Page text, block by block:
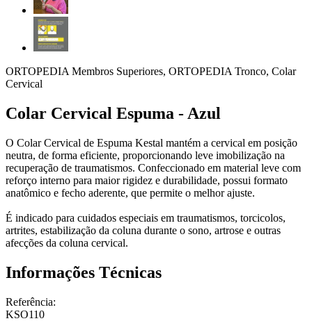
ORTOPEDIA Membros Superiores, ORTOPEDIA Tronco, Colar
Cervical
Colar Cervical Espuma - Azul
O Colar Cervical de Espuma Kestal mantém a cervical em posição
neutra, de forma eficiente, proporcionando leve imobilização na
recuperação de traumatismos. Confeccionado em material leve com
reforço interno para maior rigidez e durabilidade, possui formato
anatômico e fecho aderente, que permite o melhor ajuste.
É indicado para cuidados especiais em traumatismos, torcicolos,
artrites, estabilização da coluna durante o sono, artrose e outras
afecções da coluna cervical.
Informações Técnicas
Referência:
KSO110